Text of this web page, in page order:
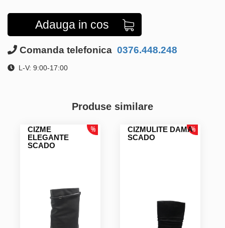
Adauga in cos
Comanda telefonica 0376.448.248
L-V: 9:00-17:00
Produse similare
CIZME
ELEGANTE
SCADO
CIZMULITE DAMA
SCADO